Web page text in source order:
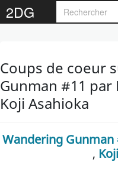
2DG
Coups de coeur
Gunman #11
Koji Asahioka
Wandering Gunman
,